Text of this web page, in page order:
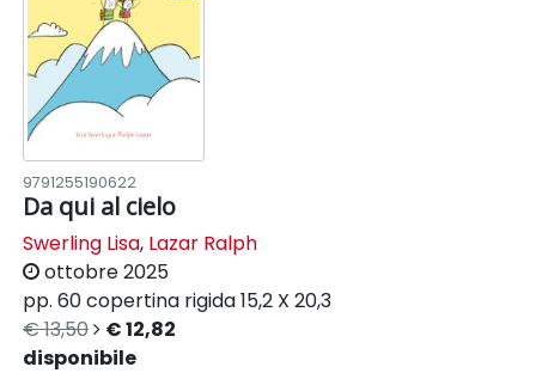
9791255190622
Da qui al cielo
Swerling Lisa, Lazar Ralph
ottobre 2025
pp. 60copertina rigida15,2 X 20,3
€ 13,50
€ 12,82
disponibile